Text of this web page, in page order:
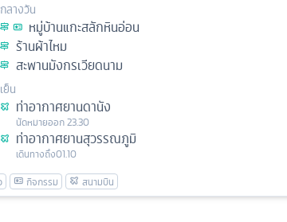
กลางวัน
หมู่บ้านแกะสลักหินอ่อน
ร้านผ้าไหม
สะพานมังกรเวียดนาม
เย็น
ท่าอากาศยานดานัง
นัดหมายออก23.30
ท่าอากาศยานสุวรรณภูมิ
เดินทางถึง01.10